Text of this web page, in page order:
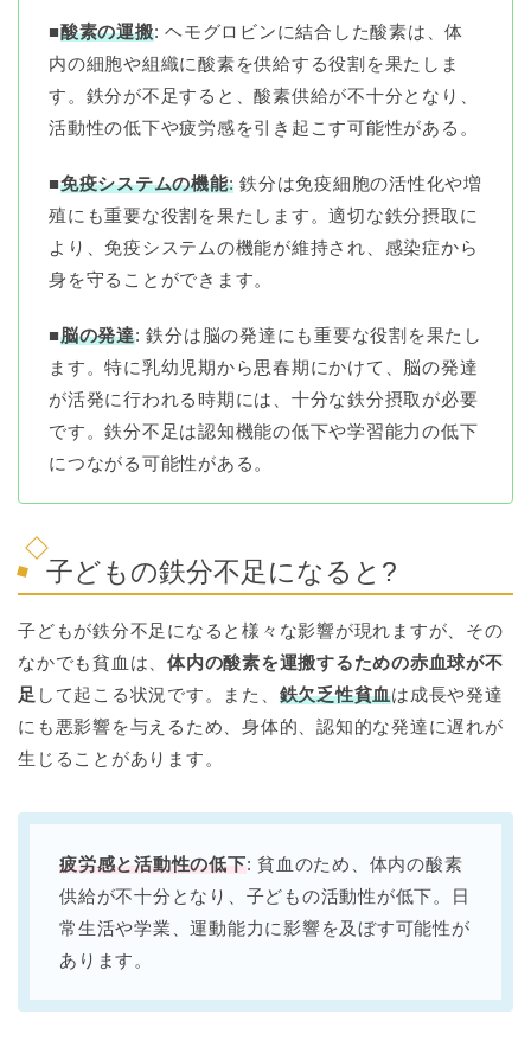
■酸素の運搬: ヘモグロビンに結合した酸素は、体
内の細胞や組織に酸素を供給する役割を果たしま
す。鉄分が不足すると、酸素供給が不十分となり、
活動性の低下や疲労感を引き起こす可能性がある。
■免疫システムの機能: 鉄分は免疫細胞の活性化や増
殖にも重要な役割を果たします。適切な鉄分摂取に
より、免疫システムの機能が維持され、感染症から
身を守ることができます。
■脳の発達: 鉄分は脳の発達にも重要な役割を果たし
ます。特に乳幼児期から思春期にかけて、脳の発達
が活発に行われる時期には、十分な鉄分摂取が必要
です。鉄分不足は認知機能の低下や学習能力の低下
につながる可能性がある。
子どもの鉄分不足になると?
子どもが鉄分不足になると様々な影響が現れますが、その
なかでも貧血は、体内の酸素を運搬するための赤血球が不
足 して起こる状況です。また、 鉄欠乏性貧血は成長や発達
にも悪影響を与えるため、身体的、認知的な発達に遅れが
生じることがあります。
疲労感と活動性の低下: 貧血のため、体内の酸素
供給が不十分となり、子どもの活動性が低下。日
常生活や学業、運動能力に影響を及ぼす可能性が
あります。